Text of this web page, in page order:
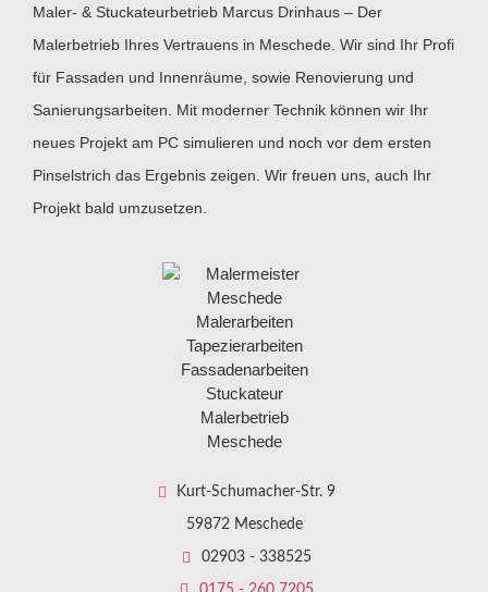
Maler- & Stuckateurbetrieb Marcus Drinhaus – Der
Malerbetrieb Ihres Vertrauens in Meschede. Wir sind Ihr Profi
für Fassaden und Innenräume, sowie Renovierung und
Sanierungsarbeiten. Mit moderner Technik können wir Ihr
neues Projekt am PC simulieren und noch vor dem ersten
Pinselstrich das Ergebnis zeigen. Wir freuen uns, auch Ihr
Projekt bald umzusetzen.
Kurt-Schumacher-Str. 9
59872 Meschede
02903 - 338525